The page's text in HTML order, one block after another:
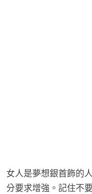
女人是夢想銀首飾的
分要求增強。記住不